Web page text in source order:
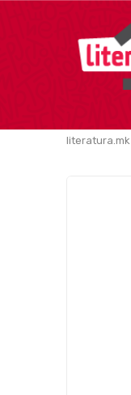
literatura.mk